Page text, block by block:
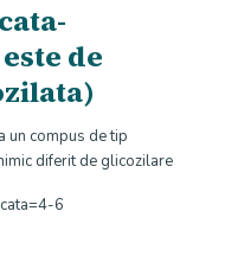
de
un compus de tip
diferit de glicozilare
6